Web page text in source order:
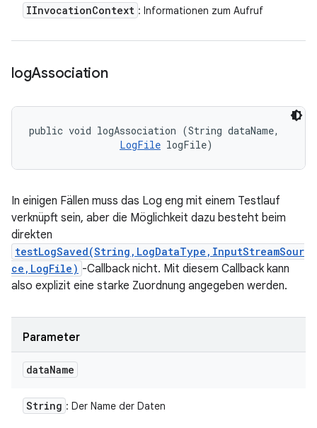
IInvocationContext : Informationen zum Aufruf
logAssociation
public void logAssociation (String dataName,
LogFile logFile)
In einigen Fällen muss das Log eng mit einem Testlauf
verknüpft sein, aber die Möglichkeit dazu besteht beim
direkten
testLogSaved(String,LogDataType,InputStreamSour
ce,LogFile) -Callback nicht. Mit diesem Callback kann
also explizit eine starke Zuordnung angegeben werden.
Parameter
dataName
String : Der Name der Daten